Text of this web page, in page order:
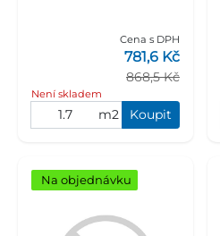
Cena s DPH
868,5 Kč
781,6 Kč
Není skladem
m2 Koupit
Na objednávku